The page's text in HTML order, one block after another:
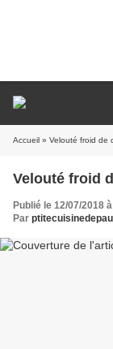
Accueil » Velouté froid de
Velouté froid
Publié le 12/07/2018
Par